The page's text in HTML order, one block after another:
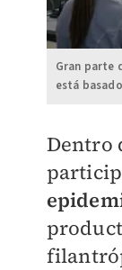
Gran parte
está
Dentro